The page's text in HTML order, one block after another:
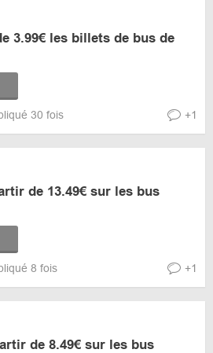
3.99€ les billets de bus de
30 fois +1
de 13.49€ sur les bus
8 fois +1
de 8.49€ sur les bus